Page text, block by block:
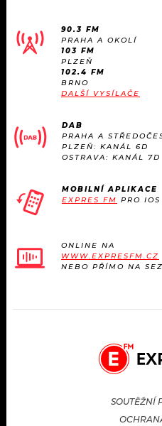
ROZHOVORY
#NEBUDUDOMA
KVÍZY
TRENDY
KULTURA
RÁDIO
APLIKACE
PROGRAM
PLAYLIST
JAK NALADIT
SOUTĚŽE
90.3 FM
PRAHA A OKOLÍ
103 FM
PLZEŇ
102.4 FM
BRNO
DALŠÍ VYSÍLAČE
DAB
PRAHA A
PLZEŇ: KANÁL 6D
OSTRAVA: KANÁL 7D
MOBILNÍ APLIKACE
EXPRES FM PRO
ONLINE NA
WWW.EXPRESFM.CZ
NEBO PŘÍMO NA
SOUTĚŽNÍ